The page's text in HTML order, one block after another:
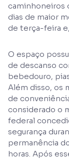
caminhoneiros
dias de maior
de terça-feira
O espaço
de descanso
bebedouro,
Além disso, os
de
considerado o
federal
segurança
permanência
horas. Após